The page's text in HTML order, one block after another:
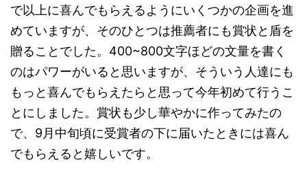
で以上に喜んでもらえるようにいくつかの企画を進
めていますが、そのひとつは推薦者にも賞状と盾を
贈ることでした。400~800文字ほどの文量を書く
のはパワーがいると思いますが、そういう人達にも
もっと喜んでもらえたらと思って今年初めて行うこ
とにしました。賞状も少し華やかに作ってみたの
で、9月中旬頃に受賞者の下に届いたときには喜ん
でもらえると嬉しいです。